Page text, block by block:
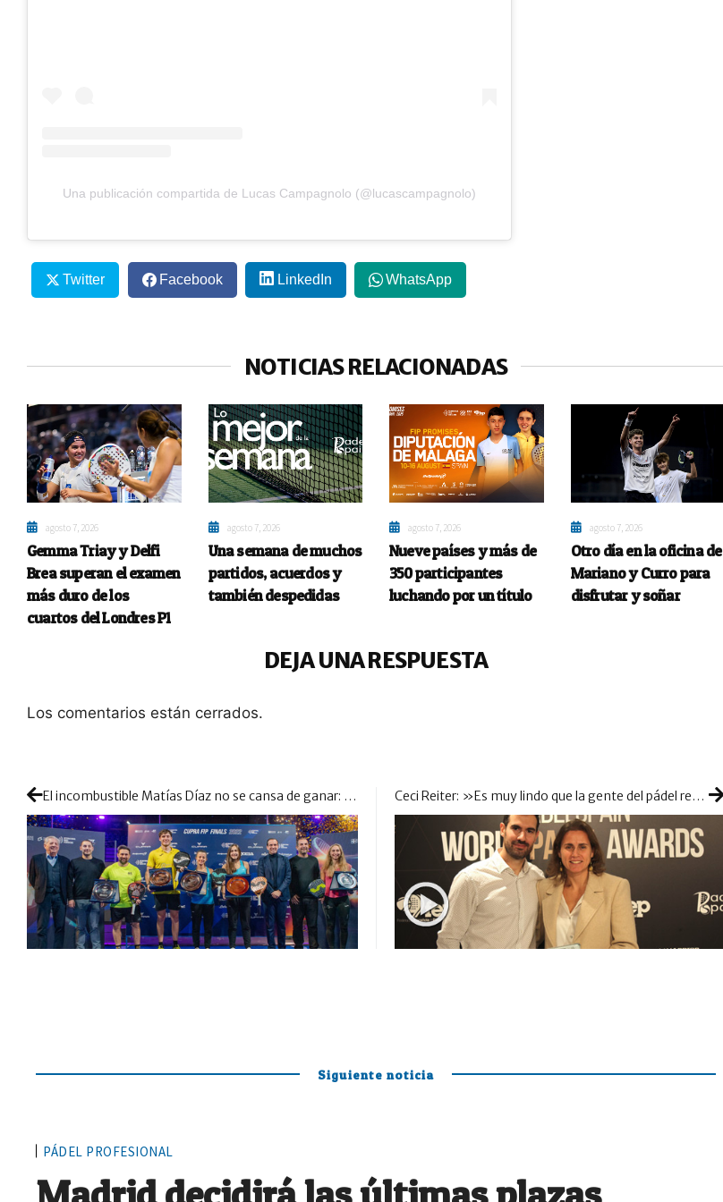
Una publicación compartida de Lucas Campagnolo (@lucascampagnolo)
Twitter Facebook LinkedIn WhatsApp
NOTICIAS RELACIONADAS
agosto 7, 2026
Gemma Triay y Delfi
Brea superan el examen
más duro de los
cuartos del Londres P1
agosto 7, 2026
Una semana de muchos
partidos, acuerdos y
también despedidas
agosto 7, 2026
Nueve países y más de
350 participantes
luchando por un título
agosto 7, 2026
Otro día en la oficina de
Mariano y Curro para
disfrutar y soñar
DEJA UNA RESPUESTA
Los comentarios están cerrados.
El incombustible Matías Díaz no se cansa de ganar: victoria de garra en el CUPRA FIP Finals junto a Sager Ceci Reiter: »Es muy lindo que la gente del pádel reconozca tu trayectoria, no podría haber elegido un mejor final para mi carrera»
Siguiente noticia
PÁDEL PROFESIONAL